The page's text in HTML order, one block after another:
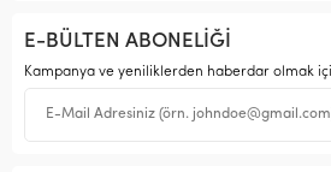
E-BÜLTEN ABONELİĞİ
Kampanya ve yeniliklerden haberdar olmak